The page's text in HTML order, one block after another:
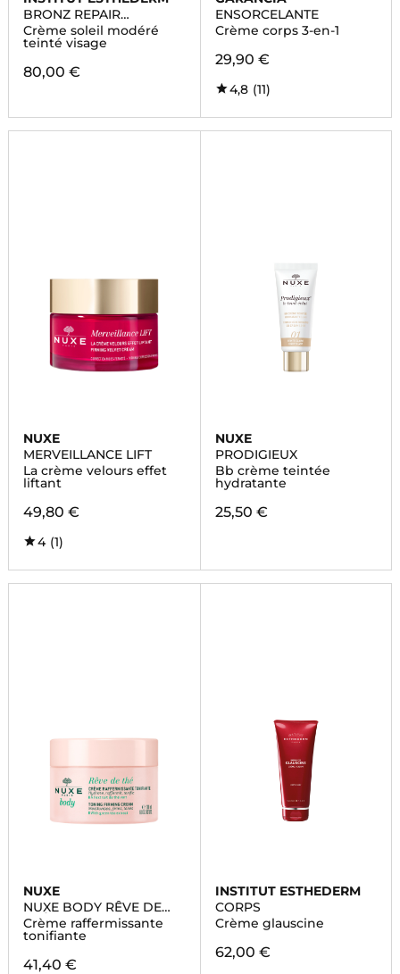
BRONZ REPAIR
SUNKISSED
Crème soleil modéré
teinté visage
80,00 €
ENSORCELANTE
Crème corps 3-en-1
29,90 €
4,8 (11)
NUXE
MERVEILLANCE LIFT
La crème velours effet
liftant
49,80 €
4 (1)
NUXE
PRODIGIEUX
Bb crème teintée
hydratante
25,50 €
NUXE
NUXE BODY RÊVE DE
THÉ®
Crème raffermissante
tonifiante
41,40 €
INSTITUT ESTHEDERM
CORPS
Crème glauscine
62,00 €